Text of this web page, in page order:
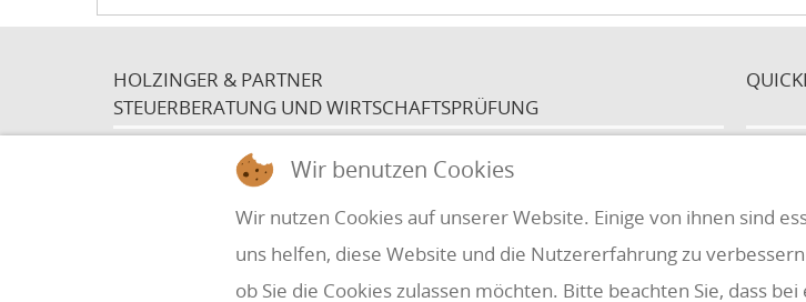
HOLZINGER & PARTNER
STEUERBERATUNG UND WIRTSCHAFTSPRÜFUNG
office@holzinger.at
Fax: +43 7272 39 79 - 9
AAB 2018
Wir benutzen Cookies
Wir nutzen Cookies auf unserer Website. Einige von ihnen sind
uns helfen, diese Website und die Nutzererfahrung zu
ob Sie die Cookies zulassen möchten. Bitte beachten Sie, dass